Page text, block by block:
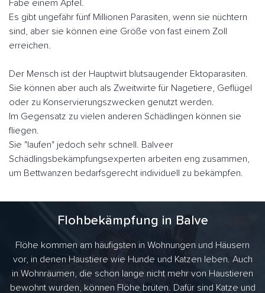
Fabe einem Apfel.
Es gibt ungefähr fünf Millionen Parasiten, wenn sie nüchtern
sind, aber sie können eine Größe von fast einem Zoll
erreichen.
Der Mensch ist der Hauptwirt blutsaugender Ektoparasiten.
Sie können aber auch als Zweitwirte für Nagetiere, Geflügel
oder zu Konservierungszwecken genutzt werden.
Im Gegensatz zu vielen anderen Schädlingen können sie
fliegen.
Sie "laufen" jedoch sehr schnell. Balveer
Schädlingsbekämpfungsexperten arbeiten eng zusammen,
um Bettwanzen bedarfsgerecht individuell zu bekämpfen.
Flohbekämpfung in Balve
Flöhe kommen am häufigsten in Wohnungen und Häusern
vor, in denen Haustiere wie Hunde und Katzen leben. Auch
in Wohnräumen, die schon lange nicht mehr von Haustieren
bewohnt wurden, können Flöhe brüten. Dafür sind Katze und